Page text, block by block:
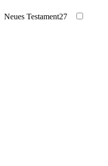
Neues Testament27